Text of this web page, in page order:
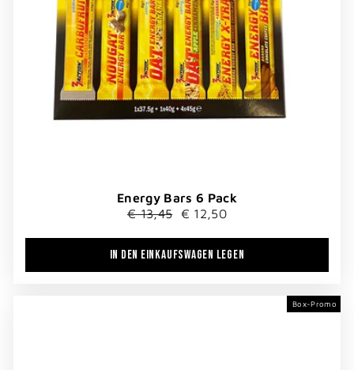
Energy Bars 6 Pack
Normaler
€ 13,45 Sonderpreis
€ 12,50
IN DEN EINKAUFSWAGEN LEGEN
Box-Promo